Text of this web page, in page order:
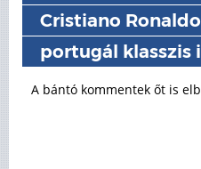
Cristiano
portugál klasszis
A bántó kommentek őt is